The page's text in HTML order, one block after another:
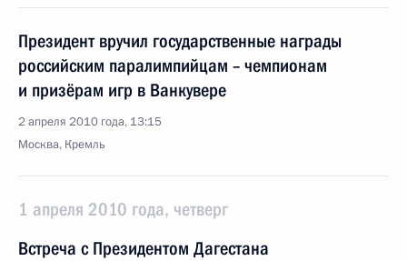
Президент вручил государственные награды
российским паралимпийцам – чемпионам
и призёрам игр в Ванкувере
2 апреля 2010 года, 13:15
Москва, Кремль
1 апреля 2010 года, четверг
Встреча с Президентом Дагестана